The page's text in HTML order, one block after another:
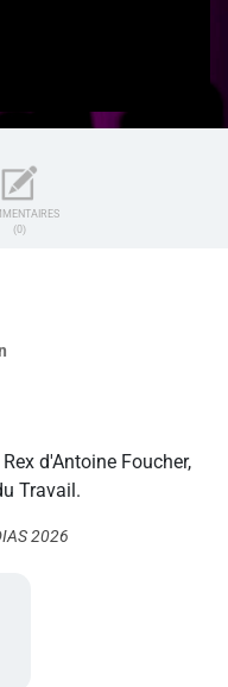
(0)
d'Antoine Foucher,
Travail.
2026